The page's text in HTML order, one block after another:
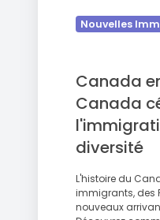
célèbre
l'immigration
diversité
Nouvelles
Canada
Canada
diversité
L'histoire du
immigrants, des
nouveaux